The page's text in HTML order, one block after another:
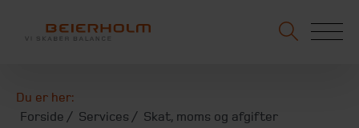
Du er her:
Forside
Services
Skat, moms og afgifter